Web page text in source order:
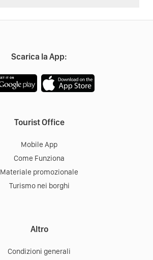
Scarica la App:
Tourist Office
Mobile App
Come Funziona
Materiale promozionale
Turismo nei borghi
Altro
Condizioni generali